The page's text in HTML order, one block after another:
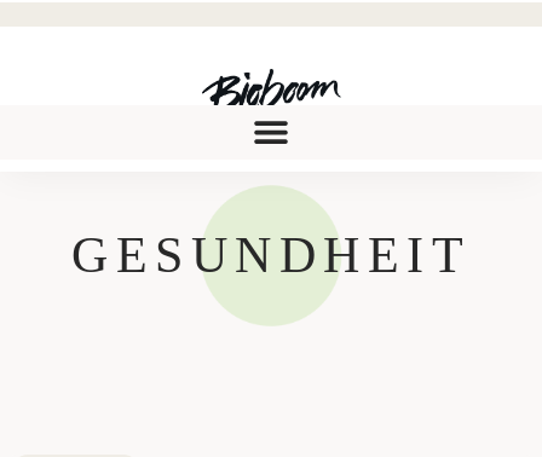
GESUNDHEIT